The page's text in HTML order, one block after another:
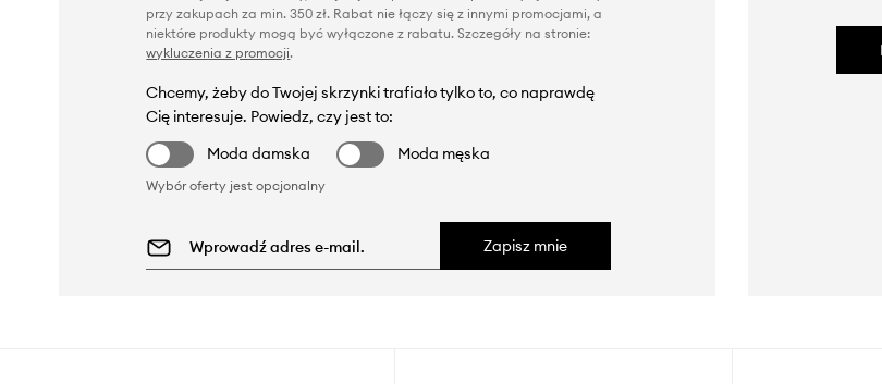
przy zakupach za min. 350 zł. Rabat nie łączy się z innymi promocjami, a
niektóre produkty mogą być wyłączone z rabatu. Szczegóły na stronie:
wykluczenia z promocji.
Chcemy, żeby do Twojej skrzynki trafiało tylko to, co naprawdę
Cię interesuje. Powiedz, czy jest to:
Moda damska
Moda męska
Wybór oferty jest opcjonalny
Zapisz mnie